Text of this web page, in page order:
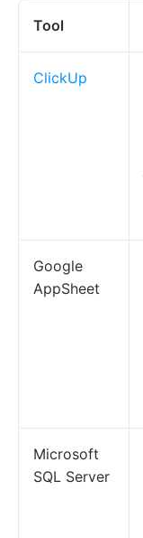
Tool
ClickUp
Google
AppSheet
Microsoft
SQL Server